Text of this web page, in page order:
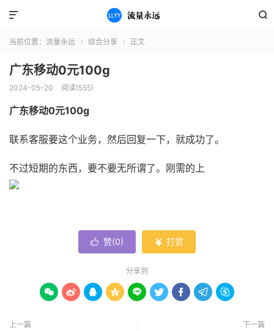


当前位置： 流量永远  综合分享  正文
广东移动0元100g
2024-05-20 阅读(555)
广东移动0元100g
联系客服要这个业务，然后回复一下，就成功了。
不过短期的东西，要不要无所谓了。刚需的上
 赞(0)  打赏
分享到
        
上一篇 下一篇